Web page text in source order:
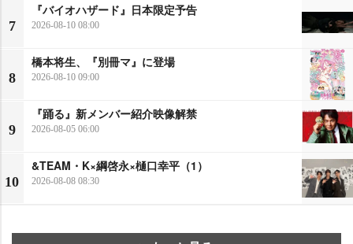
7
『バイオハザード』日本限定予告
2026-08-10 08:00
8
橋本将生、『別冊マ』に登場
2026-08-10 09:00
9
『踊る』新メンバー紹介映像解禁
2026-08-05 06:00
10
&TEAM・K×綱啓永×樋口幸平（1）
2026-08-08 08:30